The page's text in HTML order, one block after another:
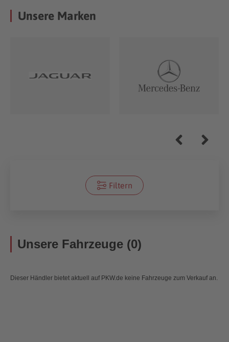
Unsere Marken
Filtern
Unsere Fahrzeuge (0)
Dieser Händler bietet aktuell auf PKW.de keine Fahrzeuge zum Verkauf an.